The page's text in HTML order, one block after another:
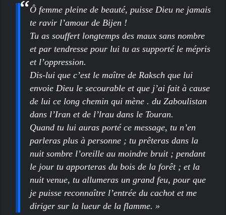
Ô femme pleine de beauté, puisse Dieu ne jamais
te ravir l’amour de Bijen !
Tu as souffert longtemps des maux sans nombre
et par tendresse pour lui tu as supporté le mépris
et l’oppression.
Dis-lui que c’est le maître de Raksch que lui
envoie Dieu le secourable et que j’ai fait à cause
de lui ce long chemin qui mène . du Zaboulistan
dans l’Iran et de l’lrau dans le Touran.
Quand tu lui auras porté ce message, tu n’en
parleras plus à personne ; tu prêteras dans la
nuit sombre l’oreille au moindre bruit ; pendant
le jour tu apporteras du bois de la forêt ; et la
nuit venue, tu allumeras un grand feu, pour que
je puisse reconnaître l’entrée du cachot et me
diriger sur la lueur de la flamme. »